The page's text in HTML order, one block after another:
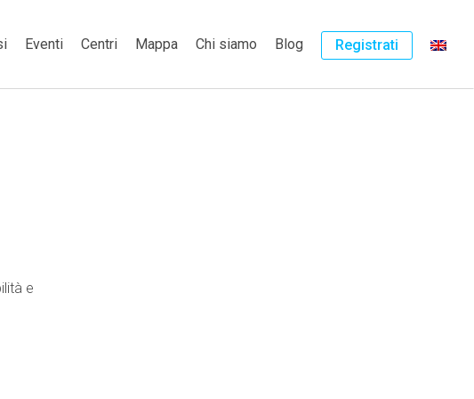
Eventi Centri Mappa Chi siamo Blog Registrati
e